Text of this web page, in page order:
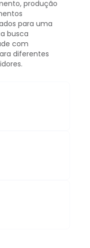
produção
para uma
busca
com
diferentes